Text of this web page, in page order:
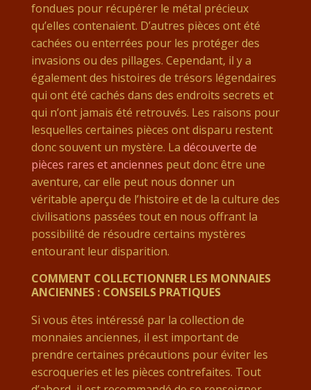
fondues pour récupérer le métal précieux
qu’elles contenaient. D’autres pièces ont été
cachées ou enterrées pour les protéger des
invasions ou des pillages. Cependant, il y a
également des histoires de trésors légendaires
qui ont été cachés dans des endroits secrets et
qui n’ont jamais été retrouvés. Les raisons pour
lesquelles certaines pièces ont disparu restent
donc souvent un mystère. La découverte de
pièces rares et anciennes peut donc être une
aventure, car elle peut nous donner un
véritable aperçu de l’histoire et de la culture des
civilisations passées tout en nous offrant la
possibilité de résoudre certains mystères
entourant leur disparition.
COMMENT COLLECTIONNER LES MONNAIES
ANCIENNES : CONSEILS PRATIQUES
Si vous êtes intéressé par la collection de
monnaies anciennes, il est important de
prendre certaines précautions pour éviter les
escroqueries et les pièces contrefaites. Tout